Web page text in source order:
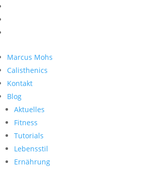
Marcus Mohs
Calisthenics
Kontakt
Blog
Aktuelles
Fitness
Tutorials
Lebensstil
Ernährung